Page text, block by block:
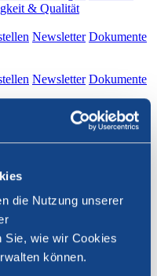
die Nutzung unserer
Sie, wie wir Cookies
können.
& Qualität
Newsletter Dokumente
Newsletter Dokumente